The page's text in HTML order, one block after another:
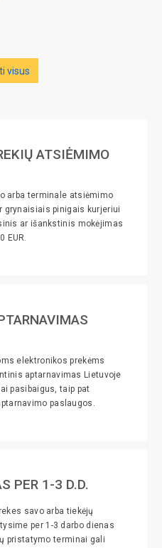
visus
ATSIĖMIMO
arba terminale atsiėmimo
pinigais kurjeriui
ar išankstinis mokėjimas
EUR.
elektronikos prekėms
aptarnavimas Lietuvoje
pasibaigus, taip pat
paslaugos.
PER 1-3 D.D.
savo arba tiekėjų
per 1-3 darbo dienas
pristatymo terminai gali